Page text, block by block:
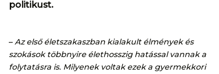
politikust.
– Az első életszakaszban kialakult élmények és
szokások többnyire élethosszig hatással vannak a
folytatásra is. Milyenek voltak ezek a gyermekkori